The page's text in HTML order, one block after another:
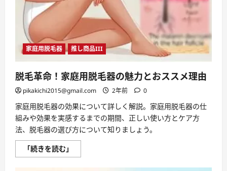
家庭用脱毛器 推し商品III
脱毛革命！家庭用脱毛器の魅力とおススメ理由
pikakichi2015@gmail.com 2年前 0
家庭用脱毛器の効果について詳しく解説。家庭用脱毛器の仕
組みや効果を実感するまでの期間、正しい使い方とケア方
法、脱毛器の選び方について知りましょう。
「続きを読む」
毛